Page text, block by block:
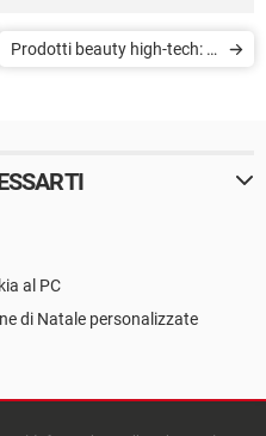
Prodotti beauty high-tech: le
al PC
di Natale personalizzate